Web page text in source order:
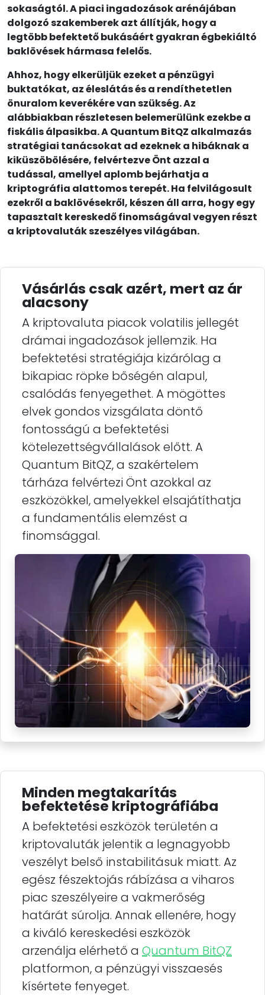
sokaságtól. A piaci ingadozások arénájában
dolgozó szakemberek azt állítják, hogy a
legtöbb befektető bukásáért gyakran égbekiáltó
baklövések hármasa felelős.
Ahhoz, hogy elkerüljük ezeket a pénzügyi
buktatókat, az éleslátás és a rendíthetetlen
önuralom keverékére van szükség. Az
alábbiakban részletesen belemerülünk ezekbe a
fiskális álpasikba. A Quantum BitQZ alkalmazás
stratégiai tanácsokat ad ezeknek a hibáknak a
kiküszöbölésére, felvértezve Önt azzal a
tudással, amellyel aplomb bejárhatja a
kriptográfia alattomos terepét. Ha felvilágosult
ezekről a baklövésekről, készen áll arra, hogy egy
tapasztalt kereskedő finomságával vegyen részt
a kriptovaluták szeszélyes világában.
Vásárlás csak azért, mert az ár
alacsony
A kriptovaluta piacok volatilis jellegét
drámai ingadozások jellemzik. Ha
befektetési stratégiája kizárólag a
bikapiac röpke bőségén alapul,
csalódás fenyegethet. A mögöttes
elvek gondos vizsgálata döntő
fontosságú a befektetési
kötelezettségvállalások előtt. A
Quantum BitQZ, a szakértelem
tárháza felvértezi Önt azokkal az
eszközökkel, amelyekkel elsajátíthatja
a fundamentális elemzést a
finomsággal.
Minden megtakarítás
befektetése kriptográfiába
A befektetési eszközök területén a
kriptovaluták jelentik a legnagyobb
veszélyt belső instabilitásuk miatt. Az
egész fészektojás rábízása a viharos
piac szeszélyeire a vakmerőség
határát súrolja. Annak ellenére, hogy
a kiváló kereskedési eszközök
arzenálja elérhető a Quantum BitQZ
platformon, a pénzügyi visszaesés
kísértete fenyeget.